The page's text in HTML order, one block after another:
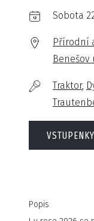
Sobota
Přírodní
Benešov
Traktor
VSTUPENKY
Popis